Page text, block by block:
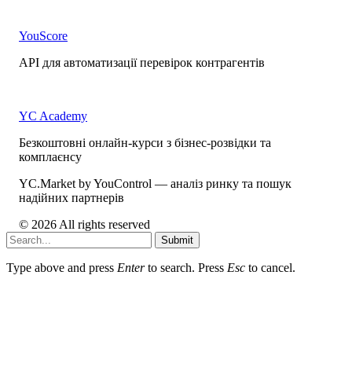
YouScore
API для автоматизації перевірок контрагентів
YC Academy
Безкоштовні онлайн-курси з бізнес-розвідки та
комплаєнсу
YC.Market by YouControl — аналіз ринку та пошук
надійних партнерів
© 2026 All rights reserved
Submit
Type above and press Enterto search. Press Esc to cancel.